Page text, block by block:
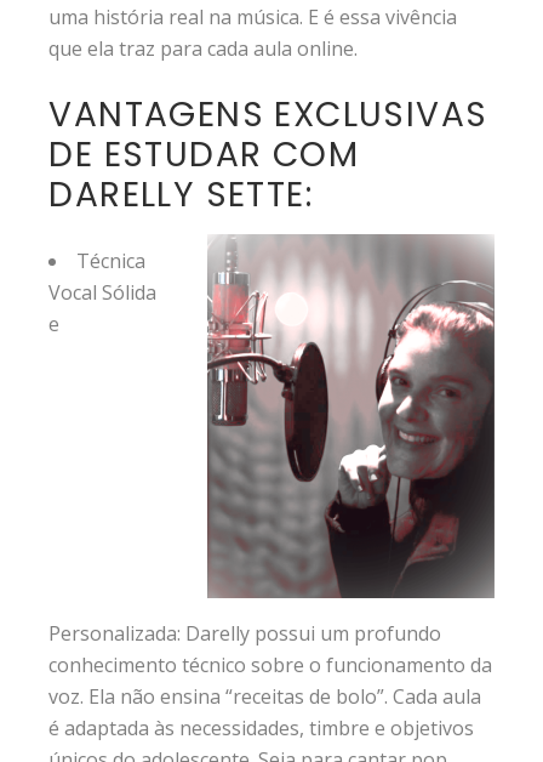
uma história real na música. E é essa vivência
que ela traz para cada aula online.
VANTAGENS EXCLUSIVAS
DE ESTUDAR COM
DARELLY SETTE:
Técnica
Vocal Sólida
e
Personalizada: Darelly possui um profundo
conhecimento técnico sobre o funcionamento da
voz. Ela não ensina “receitas de bolo”. Cada aula
é adaptada às necessidades, timbre e objetivos